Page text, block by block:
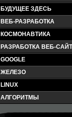
БУДУЩЕЕ ЗДЕСЬ
ВЕБ-РАЗРАБОТКА
КОСМОНАВТИКА
РАЗРАБОТКА ВЕБ-
GOOGLE
ЖЕЛЕЗО
LINUX
АЛГОРИТМЫ